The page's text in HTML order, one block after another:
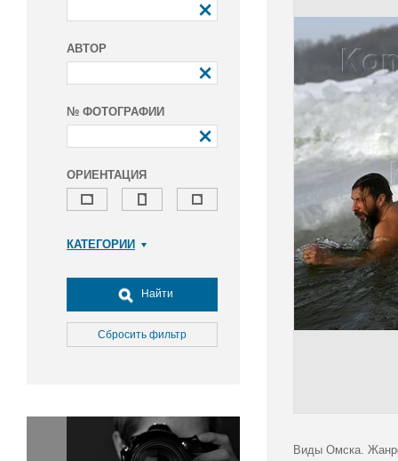
АВТОР
№ ФОТОГРАФИИ
ОРИЕНТАЦИЯ
КАТЕГОРИИ
Досуг, туризм и отдых
Культура
Медицина
Окружающая среда
Политика
Найти
Сбросить фильтр
Виды Омска.